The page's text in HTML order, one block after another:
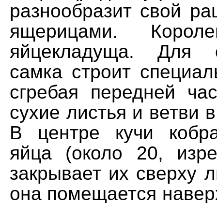
разнообразит свой
ящерицами.
яйцекладуща. Для
самка строит
сгребая передней
сухие листья и ветви
В центре кучи
яйца (около 20,
закрывает их сверху
она помещается